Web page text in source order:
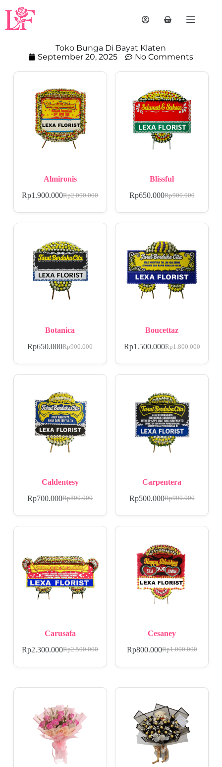
Toko Bunga Di Bayat Klaten
September 20, 2025
No Comments
Almironis
Rp2.000.000
Rp1.900.000
Blissful
Rp900.000
Rp650.000
Botanica
Rp900.000
Rp650.000
Boucettaz
Rp1.800.000
Rp1.500.000
Caldentesy
Rp800.000
Rp700.000
Carpentera
Rp900.000
Rp500.000
Carusafa
Rp2.500.000
Rp2.300.000
Cesaney
Rp1.000.000
Rp800.000